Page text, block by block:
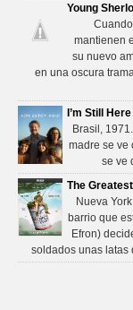
Young
mantienen
su nuevo
en una oscura
I’m Still
Brasil,
madre se ve
se ve
The
Nueva
barrio que
Efron)
soldados unas latas